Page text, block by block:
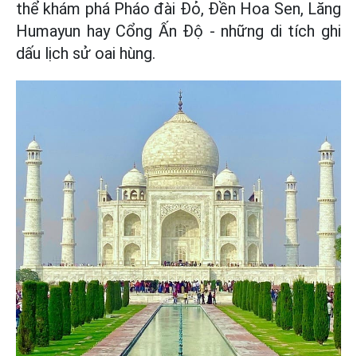
thể khám phá Pháo đài Đỏ, Đền Hoa Sen, Lăng
Humayun hay Cổng Ấn Độ - những di tích ghi
dấu lịch sử oai hùng.